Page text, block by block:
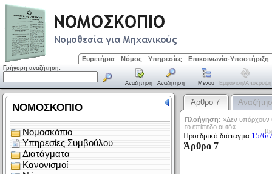
Ευρετήρια Νόμος Υπηρεσίες Επικοινωνία-Υποστήριξη
Γρήγορη αναζήτηση:
Αναζήτηση Αναζήτηση Μενού Εμφάνιση/απόκρυψη
Άρθρο 7